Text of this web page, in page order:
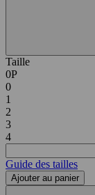
Taille
0P
0
1
2
3
4
Guide des tailles
Ajouter au panier